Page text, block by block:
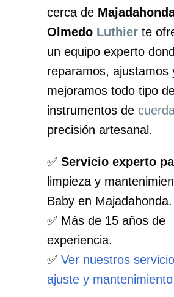
cerca de
Olmedo Luthierte
un equipo experto
reparamos, ajustamos
mejoramos todo tipo
instrumentos de
precisión artesanal.
✅ Servicio experto
limpieza y
Baby en Majadahonda.
✅ Más de 15 años de
experiencia.
✅ Ver nuestros
ajuste y